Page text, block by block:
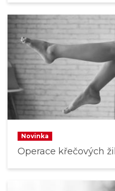
Novinka
Operace křečových žil